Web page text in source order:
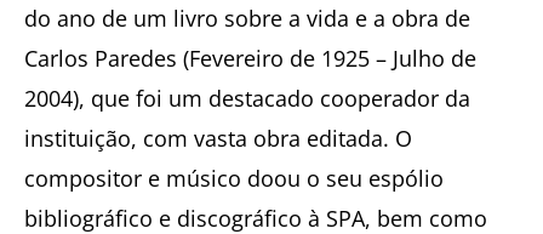
do ano de um livro sobre a vida e a obra de
Carlos Paredes (Fevereiro de 1925 – Julho de
2004), que foi um destacado cooperador da
instituição, com vasta obra editada. O
compositor e músico doou o seu espólio
bibliográfico e discográfico à SPA, bem como